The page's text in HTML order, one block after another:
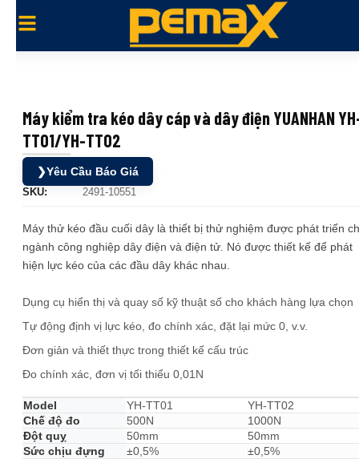
Máy kiểm tra kéo dây cáp và dây điện YUANHAN
TT01/YH-TT02
❯Yêu Cầu Báo Giá
SKU: 2491-10551
Máy thử kéo đầu cuối dây là thiết bị thử nghiệm được phát triển
ngành công nghiệp dây điện và điện tử. Nó được thiết kế để phát
hiện lực kéo của các đầu dây khác nhau.
Dụng cụ hiển thị và quay số kỹ thuật số cho khách hàng lựa chọn
Tự động định vị lực kéo, đo chính xác, đặt lại mức 0, v.v.
Đơn giản và thiết thực trong thiết kế cấu trúc
Đo chính xác, đơn vị tối thiểu 0,01N
Model YH-TT01
YH-TT02
Chế độ đo
500N
1000N
Đột quỵ
50mm
50mm
Sức chịu đựng
±0,5%
±0,5%